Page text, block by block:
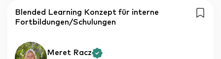
Blended Learning Konzept für interne
Fortbildungen/Schulungen
Meret Racz